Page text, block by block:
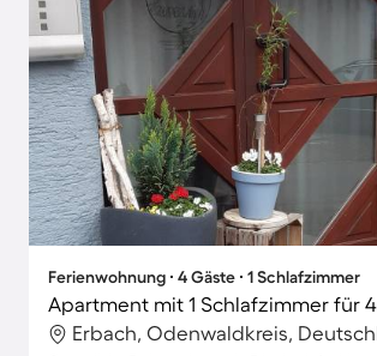
Ferienwohnung ∙ 4 Gäste ∙ 1 Schlafzimmer
Apartment mit 1 Schlafzimmer für
Erbach, Odenwaldkreis,